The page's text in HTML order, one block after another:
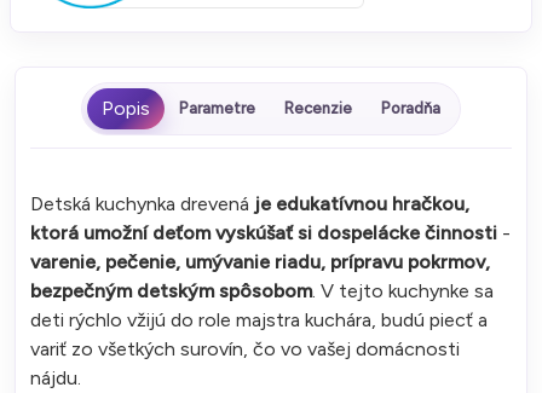
Parametre Recenzie Poradňa
Detská kuchynka drevená je edukatívnou hračkou,
ktorá umožní deťom vyskúšať si dospelácke činnosti -
varenie, pečenie, umývanie riadu, prípravu pokrmov,
bezpečným detským spôsobom. V tejto kuchynke sa
deti rýchlo vžijú do role majstra kuchára, budú piecť a
variť zo všetkých surovín, čo vo vašej domácnosti
nájdu.